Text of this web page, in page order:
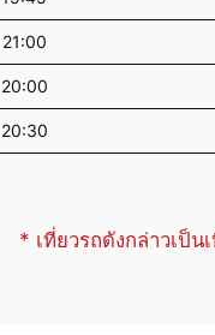
21:00
20:00
20:30
* เที่ยวรถดังกล่าวเป็